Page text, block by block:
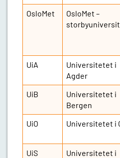
OsloMet
OsloMet –
UiA
Universitetet i
Agder
UiB
Universitetet i
Bergen
UiO Universitetet i
UiS
Universitetet i